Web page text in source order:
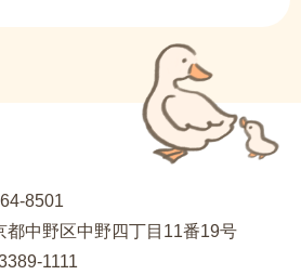
8501
都中野区中野四丁目11番19号
1111